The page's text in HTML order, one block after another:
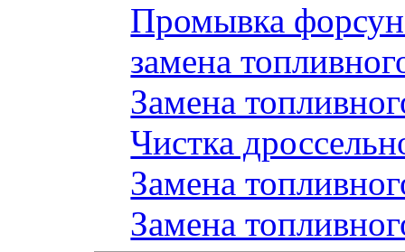
Промывка
замена
Замена
Чистка
Замена
Замена